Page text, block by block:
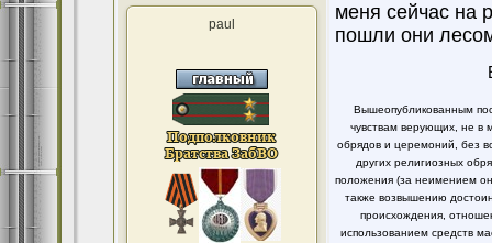
paul
меня сейчас на
пошли они
Вышеопубликованным
чувствам верующих, не в
обрядов и церемоний, без
других религиозных
положения (за неимением
также возвышению
происхождения,
использованием средств